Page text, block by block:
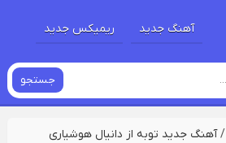
آهنگ جدید ریمیکس جدید
جستجو
/آهنگ جدید توبه از دانیال هوشیاری